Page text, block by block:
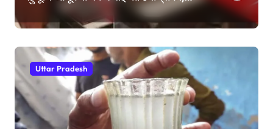
वेबसाइट पर दिखाने की तैयारी
Uttar Pradesh